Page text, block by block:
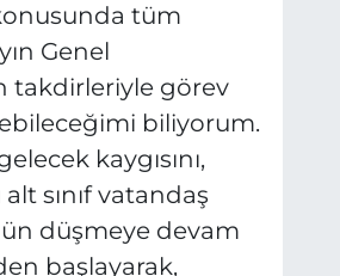
tüm
Genel
takdirleriyle görev
biliyorum.
kaygısını,
alt sınıf vatandaş
düşmeye devam
başlayarak,